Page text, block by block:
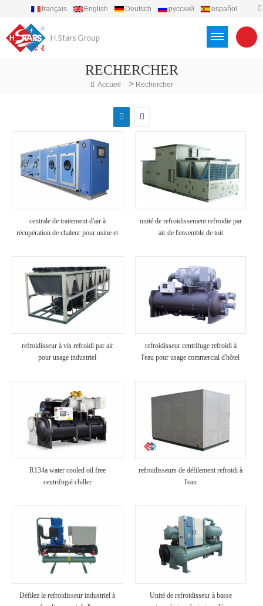
français English Deutsch русский
español
RECHERCHER
Accueil > Rechercher
centrale de traitement d'air à
récupération de chaleur pour usine et
unité de refroidissement refroidie par
air de l'ensemble de toit
refroidisseur à vis refroidi par air
pour usage industriel
refroidisseur centrifuge refroidi à
l'eau pour usage commercial d'hôtel
R134a water cooled oil free
centrifugal chiller
refroidisseurs de défilement refroidi à
l'eau
Défilez le refroidisseur industriel à
Unité de refroidisseur à basse